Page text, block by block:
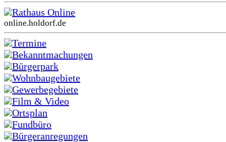
Rathaus Online
online.holdorf.de
Termine
Bekanntmachungen
Bürgerpark
Wohnbaugebiete
Gewerbegebiete
Film & Video
Ortsplan
Fundbüro
Bürgeranregungen